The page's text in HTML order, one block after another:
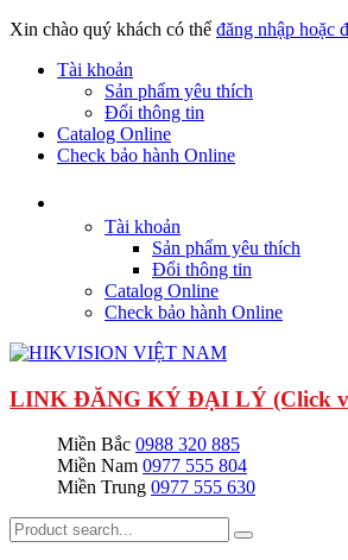
Xin chào quý khách có thể đăng nhập hoặc
Tài khoản
Sản phẩm yêu thích
Đổi thông tin
Catalog Online
Check bảo hành Online
Tài khoản
Sản phẩm yêu thích
Đổi thông tin
Catalog Online
Check bảo hành Online
LINK ĐĂNG KÝ ĐẠI LÝ (Click
Miền Bắc 0988 320 885
Miền Nam 0977 555 804
Miền Trung 0977 555 630